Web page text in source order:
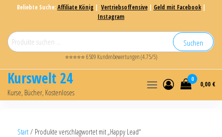
Beliebte Suche:Affiliate König | Vertriebsoffensive| Geld mit Facebook|
Instagram
Suchen
⭐⭐⭐⭐⭐ 6509 Kundenbewertungen (4.75/5)
Kurswelt 24
Kurse, Bücher, Kostenloses
0
0,00 €
Start/ Produkte verschlagwortet mit „Happy Lead“